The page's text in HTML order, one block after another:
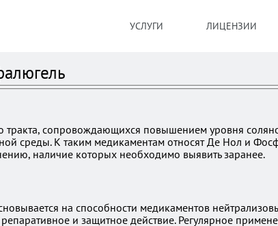
УСЛУГИ ЛИЦЕНЗИИ
сопровождающихся повышением уровня
среды. К таким медикаментам относят Де Нол и
наличие которых необходимо выявить заранее.
на способности медикаментов
и защитное действие. Регулярное